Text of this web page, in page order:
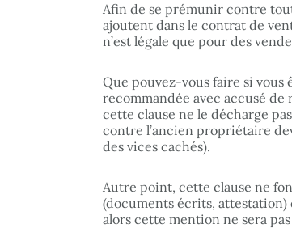
Afin de se prémunir contre
ajoutent dans le contrat de
n’est légale que pour des
Que pouvez-vous faire si vous
recommandée avec accusé
cette clause ne le décharge
contre l’ancien propriétaire
des vices cachés).
Autre point, cette clause ne
(documents écrits, attestation)
alors cette mention ne sera pas